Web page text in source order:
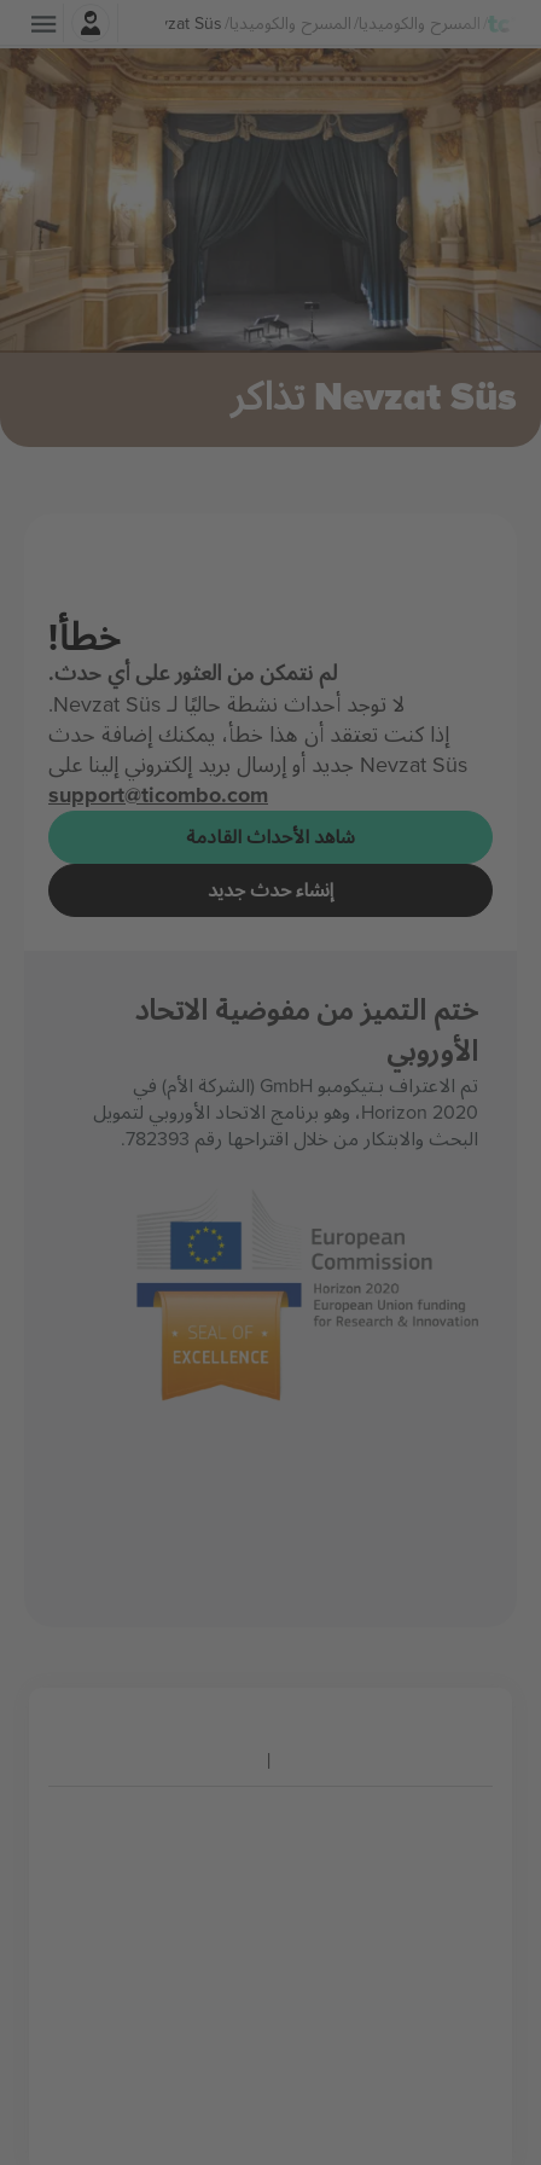
المسرح والكوميديا المسرح والكوميديا Nevzat Süs تذاكر
تسجيل الدخول
Nevzat Süs تذاكر
خطأ!
لم نتمكن من العثور على أي حدث.
لا توجد أحداث نشطة حاليًا لـ Nevzat Süs.
إذا كنت تعتقد أن هذا خطأ، يمكنك إضافة حدث
Nevzat Süs جديد أو إرسال بريد إلكتروني إلينا على
support@ticombo.com
شاهد الأحداث القادمة
إنشاء حدث جديد
ختم التميز من مفوضية الاتحاد
الأوروبي
تم الاعتراف بـتيكومبو GmbH (الشركة الأم) في
Horizon 2020، وهو برنامج الاتحاد الأوروبي لتمويل
البحث والابتكار من خلال اقتراحها رقم 782393.